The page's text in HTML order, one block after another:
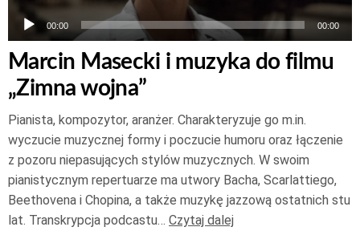
00:00 00:00
Marcin Masecki i muzyka do filmu
„Zimna wojna”
Pianista, kompozytor, aranżer. Charakteryzuje go m.in.
wyczucie muzycznej formy i poczucie humoru oraz łączenie
z pozoru niepasujących stylów muzycznych. W swoim
pianistycznym repertuarze ma utwory Bacha, Scarlattiego,
Beethovena i Chopina, a także muzykę jazzową ostatnich stu
lat. Transkrypcja podcastu… Czytaj dalej